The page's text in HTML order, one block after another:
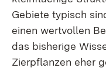
Gebiete typisch
einen wertvollen
das bisherige
Zierpflanzen eher